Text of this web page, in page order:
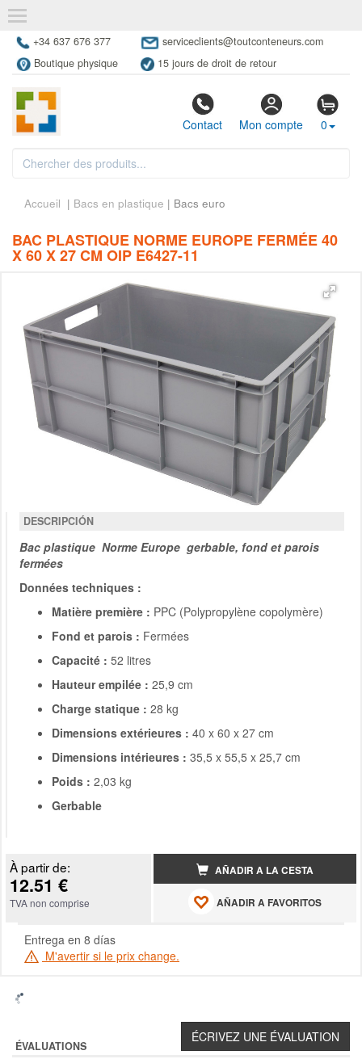
+34 637 676 377
serviceclients@toutconteneurs.com
Boutique physique
15 jours de droit de retour
Contact Mon compte 0
Accueil | Bacs en plastique | Bacs euro
BAC PLASTIQUE NORME EUROPE FERMÉE 40
X 60 X 27 CM OIP E6427-11
DESCRIPCIÓN
Bac plastique Norme Europe gerbable, fond et parois
fermées
Données techniques :
Matière première : PPC (Polypropylène copolymère)
Fond et parois : Fermées
Capacité : 52 litres
Hauteur empilée : 25,9 cm
Charge statique : 28 kg
Dimensions extérieures : 40 x 60 x 27 cm
Dimensions intérieures : 35,5 x 55,5 x 25,7 cm
Poids : 2,03 kg
Gerbable
À partir de:
12.51 €
TVA non comprise
AÑADIR A LA CESTA
AÑADIR A FAVORITOS
Entrega en 8 días
M'avertir si le prix change.
ÉVALUATIONS